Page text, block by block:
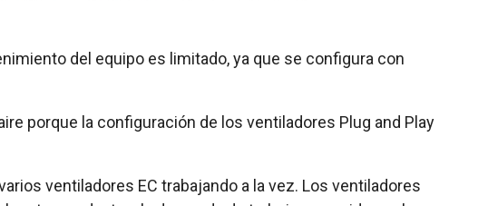
del equipo es limitado, ya que se configura con
porque la configuración de los ventiladores Plug and Play
ventiladores EC trabajando a la vez. Los ventiladores